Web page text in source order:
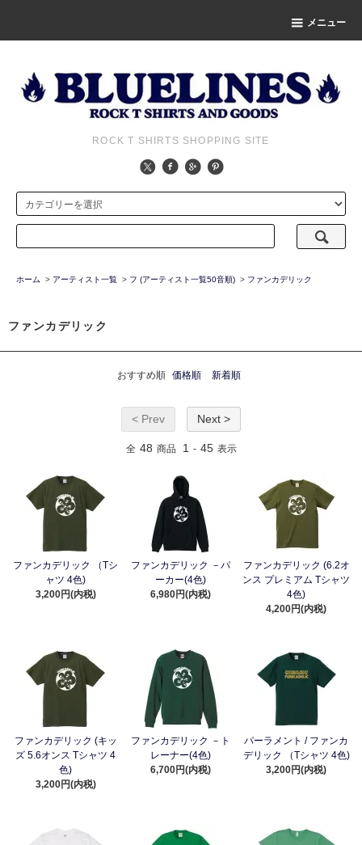
メニュー
ROCK T SHIRTS SHOPPING SITE
ホーム > アーティスト一覧 > フ (アーティスト一覧50音順) > ファンカデリック
ファンカデリック
おすすめ順 価格順 新着順
< Prev Next >
全 48 商品 1 - 45 表示
ファンカデリック （Tシ
ャツ 4色)
3,200円(内税)
ファンカデリック －パ
ーカー(4色)
6,980円(内税)
ファンカデリック (6.2オ
ンス プレミアム Tシャツ
4色)
4,200円(内税)
ファンカデリック (キッ
ズ 5.6オンス Tシャツ 4
色)
3,200円(内税)
ファンカデリック －ト
レーナー(4色)
6,700円(内税)
パーラメント / ファンカ
デリック （Tシャツ 4色)
3,200円(内税)